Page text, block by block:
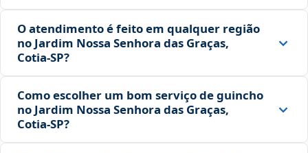
O atendimento é feito em qualquer região
no Jardim Nossa Senhora das Graças,
Cotia‑SP?
Como escolher um bom serviço de guincho
no Jardim Nossa Senhora das Graças,
Cotia‑SP?